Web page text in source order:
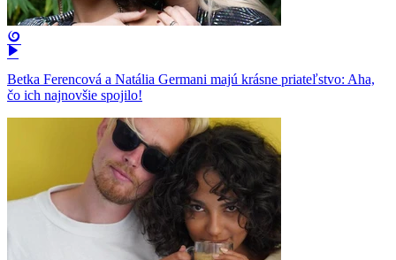
Betka Ferencová a Natália Germani majú krásne priateľstvo: Aha,
čo ich najnovšie spojilo!